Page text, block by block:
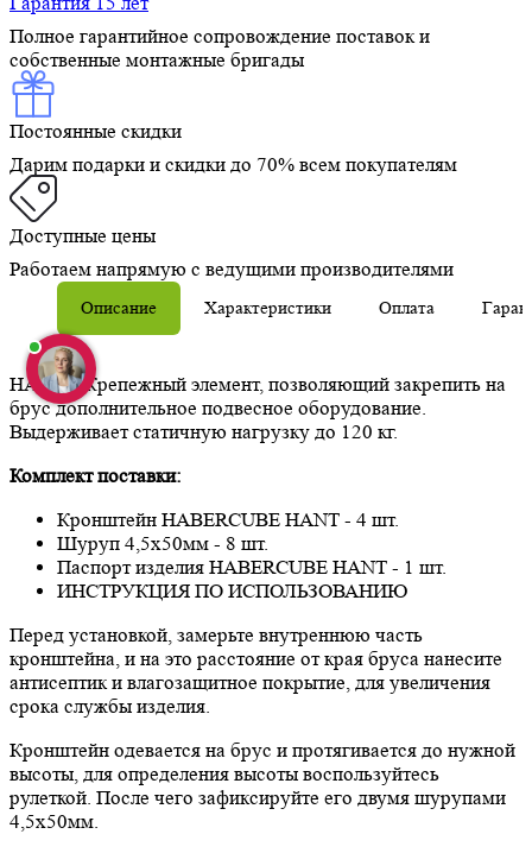
Полное гарантийное сопровождение поставок и
собственные монтажные бригады
Постоянные скидки
Дарим подарки и скидки до 70% всем покупателям
Доступные цены
Работаем напрямую с ведущими производителями
Описание Характеристики Оплата
HANT – Крепежный элемент, позволяющий закрепить на
брус дополнительное подвесное оборудование.
Выдерживает статичную нагрузку до 120 кг.
Комплект поставки:
Кронштейн HABERCUBE HANT - 4 шт.
Шуруп 4,5х50мм - 8 шт.
Паспорт изделия HABERCUBE HANT - 1 шт.
ИНСТРУКЦИЯ ПО ИСПОЛЬЗОВАНИЮ
Перед установкой, замерьте внутреннюю часть
кронштейна, и на это расстояние от края бруса нанесите
антисептик и влагозащитное покрытие, для увеличения
срока службы изделия.
Кронштейн одевается на брус и протягивается до нужной
высоты, для определения высоты воспользуйтесь
рулеткой. После чего зафиксируйте его двумя шурупами
4,5х50мм.